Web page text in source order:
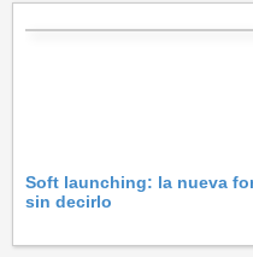
Soft launching: la nueva
sin decirlo